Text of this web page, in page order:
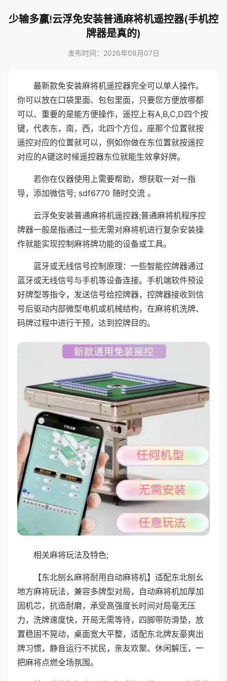
少输多赢!云浮免安装普通麻将机遥控器(手机控
牌器是真的)
发布时间：2026年08月07日
最新款免安装麻将机遥控器完全可以单人操作。
你可以放在口袋里面、包包里面，只要您方便放哪都
可以、重要的是能方便操作，遥控上有A,B,C,D四个按
键，代表东，南，西，北四个方位，座那个位置就按
遥控对应的位置就可以，例如你做在东位置就按遥控
对应的A键这时候遥控器东位就能生效拿好牌。
若你在仪器使用上需要帮助，想获取一对一指
导，添加微信号; sdf6770 随时交流 。
云浮免安装普通麻将机遥控器;普通麻将机程序控
牌器一般是指通过一些无需对麻将机进行复杂安装操
作就能实现控制麻将牌功能的设备或工具。
蓝牙或无线信号控制原理：一些智能控牌器通过
蓝牙或无线信号与手机等设备连接。手机端软件预设
好牌型等指令，发送信号给控牌器，控牌器接收到信
号后驱动内部微型电机或机械结构，在麻将机洗牌、
码牌过程中进行干预，达到控牌目的。
相关麻将玩法及特色;
【东北刨幺麻将耐用自动麻将机】适配东北刨幺
地方麻将玩法，兼容多牌型对局，自动麻将机加厚加
固机芯，抗造耐磨，承受高强度长时间对局毫无压
力，洗牌速度快，开局无需等待，四脚带防滑垫，放
置稳固不晃动，桌面宽大平整，适配东北牌友豪爽出
牌习惯，静音运行不扰民，亲友欢聚、休闲解压，一
把麻将点燃全场氛围。